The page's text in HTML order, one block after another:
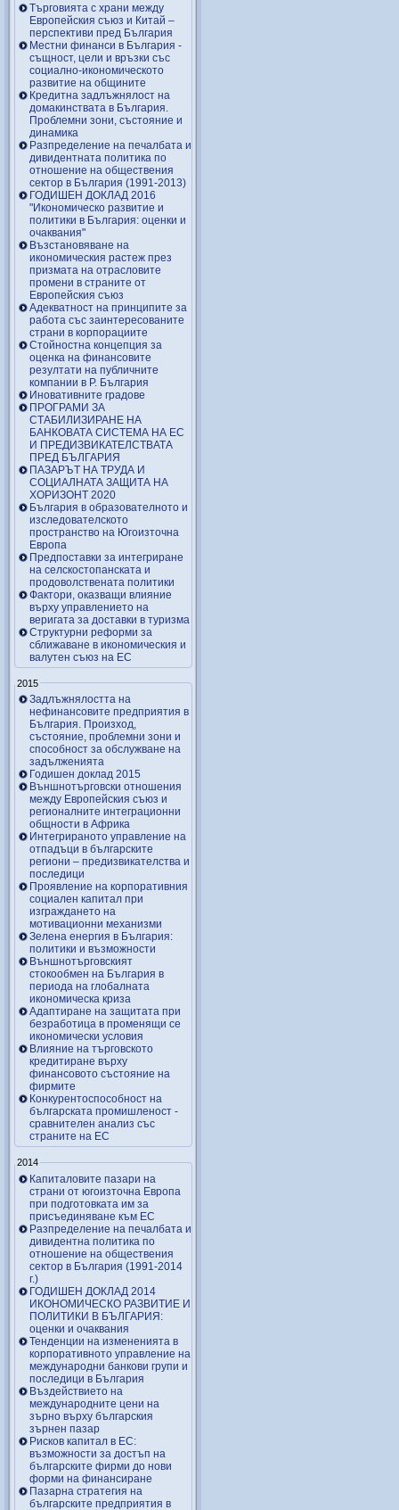
Търговията с храни между
Европейския съюз и Китай –
перспективи пред България
Местни финанси в България -
същност, цели и връзки със
социално-икономическото
развитие на общините
Кредитна задлъжнялост на
домакинствата в България.
Проблемни зони, състояние и
динамика
Разпределение на печалбата и
дивидентната политика по
отношение на обществения
сектор в България (1991-2013)
ГОДИШЕН ДОКЛАД 2016
"Икономическо развитие и
политики в България: оценки и
очаквания"
Възстановяване на
икономическия растеж през
призмата на отрасловите
промени в страните от
Европейския съюз
Адекватност на принципите за
работа със заинтересованите
страни в корпорациите
Стойностна концепция за
оценка на финансовите
резултати на публичните
компании в Р. България
Иновативните градове
ПРОГРАМИ ЗА
СТАБИЛИЗИРАНЕ НА
БАНКОВАТА СИСТЕМА НА ЕС
И ПРЕДИЗВИКАТЕЛСТВАТА
ПРЕД БЪЛГАРИЯ
ПАЗАРЪТ НА ТРУДА И
СОЦИАЛНАТА ЗАЩИТА НА
ХОРИЗОНТ 2020
България в образователното и
изследователското
пространство на Югоизточна
Европа
Предпоставки за интегриране
на селскостопанската и
продоволствената политики
Фактори, оказващи влияние
върху управлението на
веригата за доставки в туризма
Структурни реформи за
сближаване в икономическия и
валутен съюз на ЕС
2015
Задлъжнялостта на
нефинансовите предприятия в
България. Произход,
състояние, проблемни зони и
способност за обслужване на
задълженията
Годишен доклад 2015
Външнотърговски отношения
между Европейския съюз и
регионалните интеграционни
общности в Африка
Интегрираното управление на
отпадъци в българските
региони – предизвикателства и
последици
Проявление на корпоративния
социален капитал при
изграждането на
мотивационни механизми
Зелена енергия в България:
политики и възможности
Външнотърговският
стокообмен на България в
периода на глобалната
икономическа криза
Адаптиране на защитата при
безработица в променящи се
икономически условия
Влияние на търговското
кредитиране върху
финансовото състояние на
фирмите
Конкурентоспособност на
българската промишленост -
сравнителен анализ със
страните на ЕС
2014
Капиталовите пазари на
страни от югоизточна Европа
при подготовката им за
присъединяване към ЕС
Разпределение на печалбата и
дивидентна политика по
отношение на обществения
сектор в България (1991-2014
г.)
ГОДИШЕН ДОКЛАД 2014
ИКОНОМИЧЕСКО РАЗВИТИЕ И
ПОЛИТИКИ В БЪЛГАРИЯ:
оценки и очаквания
Тенденции на измененията в
корпоративното управление на
международни банкови групи и
последици в България
Въздействието на
международните цени на
зърно върху българския
зърнен пазар
Рисков капитал в ЕС:
възможности за достъп на
българските фирми до нови
форми на финансиране
Пазарна стратегия на
българските предприятия в